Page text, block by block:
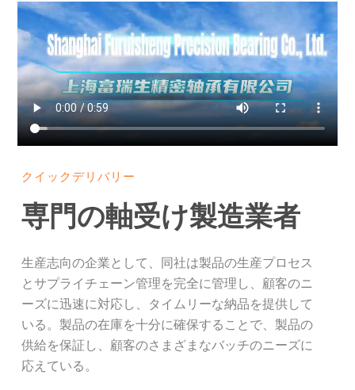
クイックデリバリー
専門の軸受け製造業者
生産志向の企業として、同社は製品の生産プロセス
とサプライチェーン管理を完全に管理し、顧客のニ
ーズに迅速に対応し、タイムリーな納品を提供して
いる。製品の在庫を十分に確保することで、製品の
供給を保証し、顧客のさまざまなバッチのニーズに
応えている。